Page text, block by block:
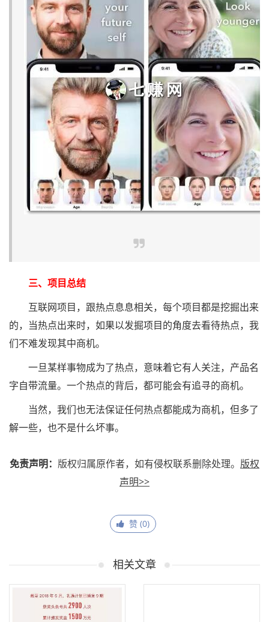
三、项目总结
互联网项目，跟热点息息相关，每个项目都是挖掘出来
的，当热点出来时，如果以发掘项目的角度去看待热点，我
们不难发现其中商机。
一旦某样事物成为了热点，意味着它有人关注，产品名
字自带流量。一个热点的背后，都可能会有追寻的商机。
当然，我们也无法保证任何热点都能成为商机，但多了
解一些，也不是什么坏事。
免责声明： 版权归属原作者，如有侵权联系删除处理。 版权
声明>>
赞 (0)
相关文章